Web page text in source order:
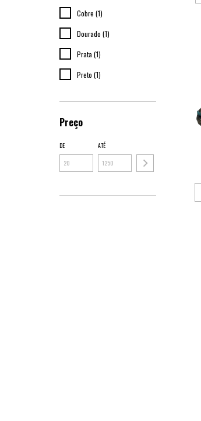
Cobre (1)
Dourado (1)
Prata (1)
Preto (1)
Preço
DE ATÉ